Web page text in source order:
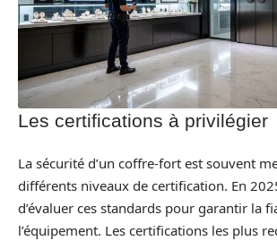
Les certifications à privilégier
La sécurité d’un coffre-fort est souvent
différents niveaux de certification. En
d’évaluer ces standards pour garantir la
l’équipement. Les certifications les plus